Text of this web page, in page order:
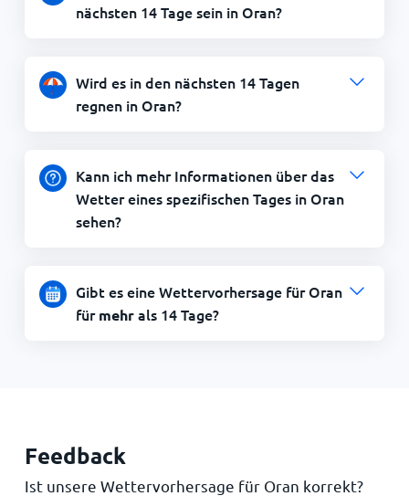
nächsten 14 Tage sein in Oran?
Wird es in den nächsten 14 Tagen
regnen in Oran?
Kann ich mehr Informationen über das
Wetter eines spezifischen Tages in Oran
sehen?
Gibt es eine Wettervorhersage für Oran
fürmehrals 14 Tage?
Feedback
Ist unsere Wettervorhersage für Oran korrekt?